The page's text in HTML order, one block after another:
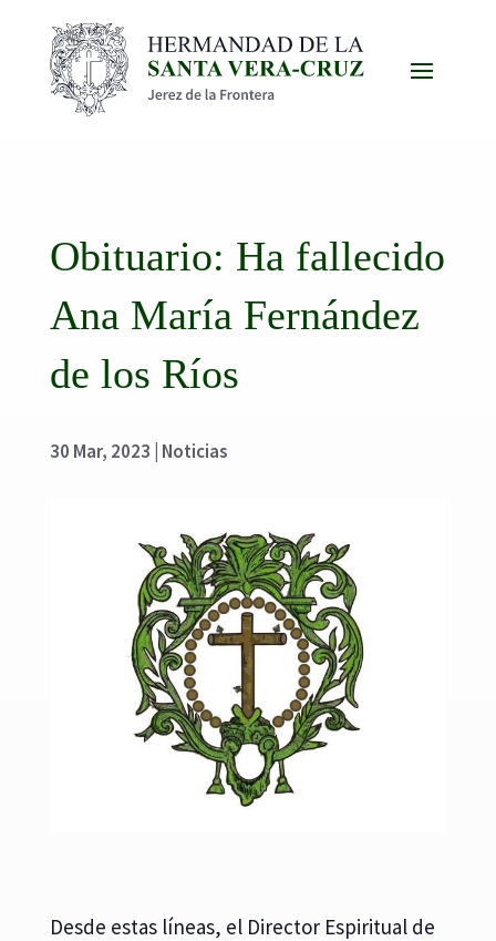
Obituario: Ha fallecido
Ana María Fernández
de los Ríos
30 Mar, 2023 Noticias
Desde estas líneas, el Director Espiritual de